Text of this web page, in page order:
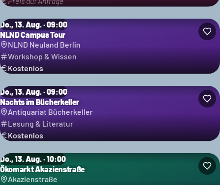
Do., 13. Aug. · 09:00
NLND Campus Tour
NLND Neuland Berlin
Workshop & Wissen
Kostenlos
Do., 13. Aug. · 09:00
Nachts im Bücherkeller
Antiquariat Bücherkeller
Lesung & Literatur
Kostenlos
Do., 13. Aug. · 10:00
Ökomarkt Akazienstraße
Akazienstraße